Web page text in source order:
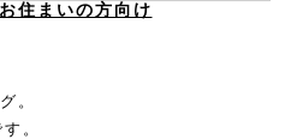
住まいの方向け
。
。